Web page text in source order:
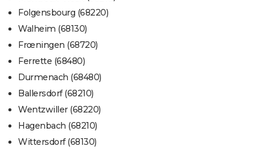
Folgensbourg (68220)
Walheim (68130)
Frœningen (68720)
Ferrette (68480)
Durmenach (68480)
Ballersdorf (68210)
Wentzwiller (68220)
Hagenbach (68210)
Wittersdorf (68130)